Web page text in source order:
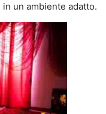
un ambiente adatto.